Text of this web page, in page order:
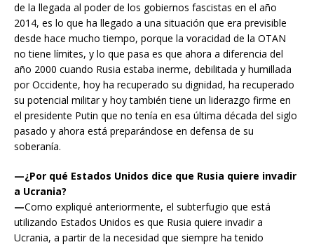
de la llegada al poder de los gobiernos fascistas en el año
2014, es lo que ha llegado a una situación que era previsible
desde hace mucho tiempo, porque la voracidad de la OTAN
no tiene límites, y lo que pasa es que ahora a diferencia del
año 2000 cuando Rusia estaba inerme, debilitada y humillada
por Occidente, hoy ha recuperado su dignidad, ha recuperado
su potencial militar y hoy también tiene un liderazgo firme en
el presidente Putin que no tenía en esa última década del siglo
pasado y ahora está preparándose en defensa de su
soberanía.
—¿Por qué Estados Unidos dice que Rusia quiere invadir
a Ucrania?
—Como expliqué anteriormente, el subterfugio que está
utilizando Estados Unidos es que Rusia quiere invadir a
Ucrania, a partir de la necesidad que siempre ha tenido